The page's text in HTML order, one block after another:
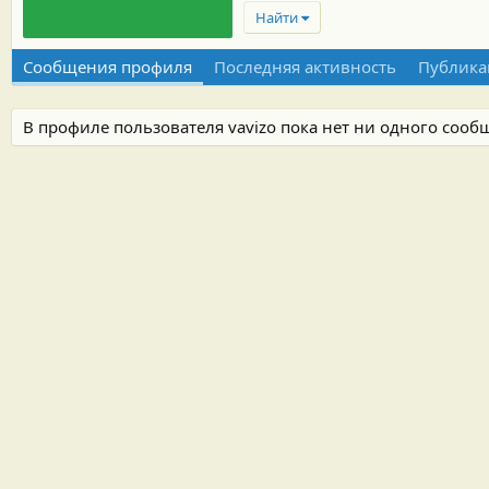
Найти
Сообщения профиля Последняя активность
В профиле пользователя vavizo пока нет ни одного